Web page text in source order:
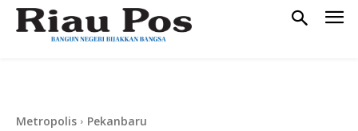
Metropolis Pekanbaru